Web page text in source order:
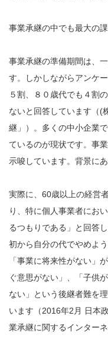
事業承継の中でも最大の
事業承継の準備期間は、
す。しかしながらアンケ
５割、８０歳代でも４割
ないと回答しています（(
継」）。多くの中小企業
ているのが現状です。事
示唆しています。背景に
実際に、60歳以上の経営
り、特に個⼈事業者にお
るつもりである」と回答
初から自分の代でやめよ
「事業に将来性がない」
ぐ意思がない」、「子供
ない」という後継者難を
います（2016年2⽉ 日本
業承継に関するインターネ